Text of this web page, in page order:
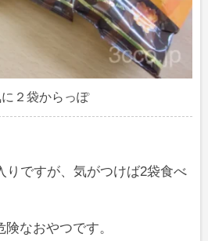
２袋からっぽ
りですが、気がつけば2袋食べ
なおやつです。